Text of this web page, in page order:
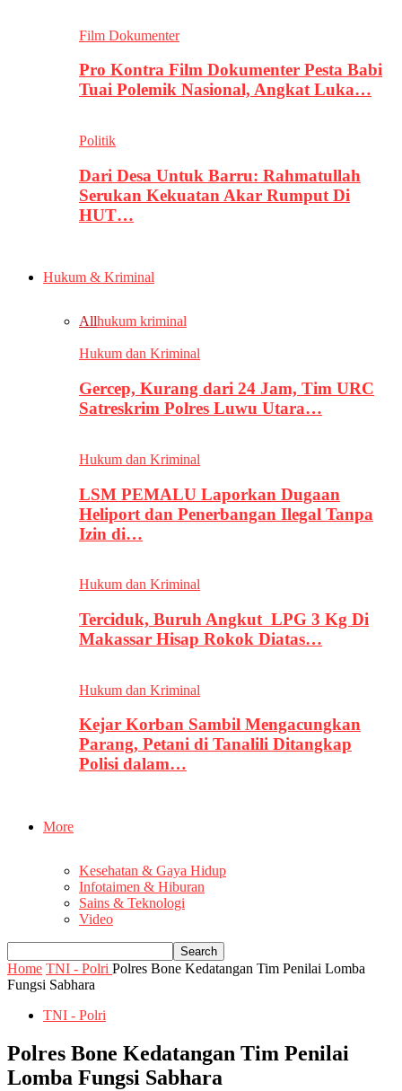
Film Dokumenter
Pro Kontra Film Dokumenter Pesta Babi
Tuai Polemik Nasional, Angkat Luka…
Politik
Dari Desa Untuk Barru: Rahmatullah
Serukan Kekuatan Akar Rumput Di
HUT…
Hukum & Kriminal
Allhukum kriminal
Hukum dan Kriminal
Gercep, Kurang dari 24 Jam, Tim URC
Satreskrim Polres Luwu Utara…
Hukum dan Kriminal
LSM PEMALU Laporkan Dugaan
Heliport dan Penerbangan Ilegal Tanpa
Izin di…
Hukum dan Kriminal
Terciduk, Buruh Angkut LPG 3 Kg Di
Makassar Hisap Rokok Diatas…
Hukum dan Kriminal
Kejar Korban Sambil Mengacungkan
Parang, Petani di Tanalili Ditangkap
Polisi dalam…
More
Kesehatan & Gaya Hidup
Infotaimen & Hiburan
Sains & Teknologi
Video
Home TNI - Polri Polres Bone Kedatangan Tim Penilai Lomba
Fungsi Sabhara
TNI - Polri
Polres Bone Kedatangan Tim Penilai
Lomba Fungsi Sabhara